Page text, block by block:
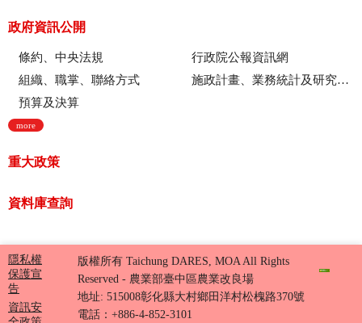
政府資訊公開
條約、中央法規
行政院公報資訊網
組織、職掌、聯絡方式
施政計畫、業務統計及研究報告
預算及決算
more
重大政策
資料庫查詢
隱私權
保護宣
告
資訊安
版權所有 Taichung DARES, MOA All Rights
Reserved - 農業部臺中區農業改良場
地址: 515008彰化縣大村鄉田洋村松槐路370號
電話：+886-4-852-3101